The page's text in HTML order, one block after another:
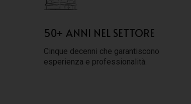
50+ ANNI NEL SETTORE
Cinque decenni che garantiscono
esperienza e professionalità.